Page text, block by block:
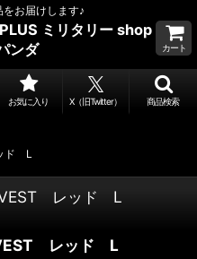
お届けします♪
ミリタリー shop
ンダ
カート
お気に入り X（旧Twitter） 商品検索
ド L
VEST レッド L
レッド L